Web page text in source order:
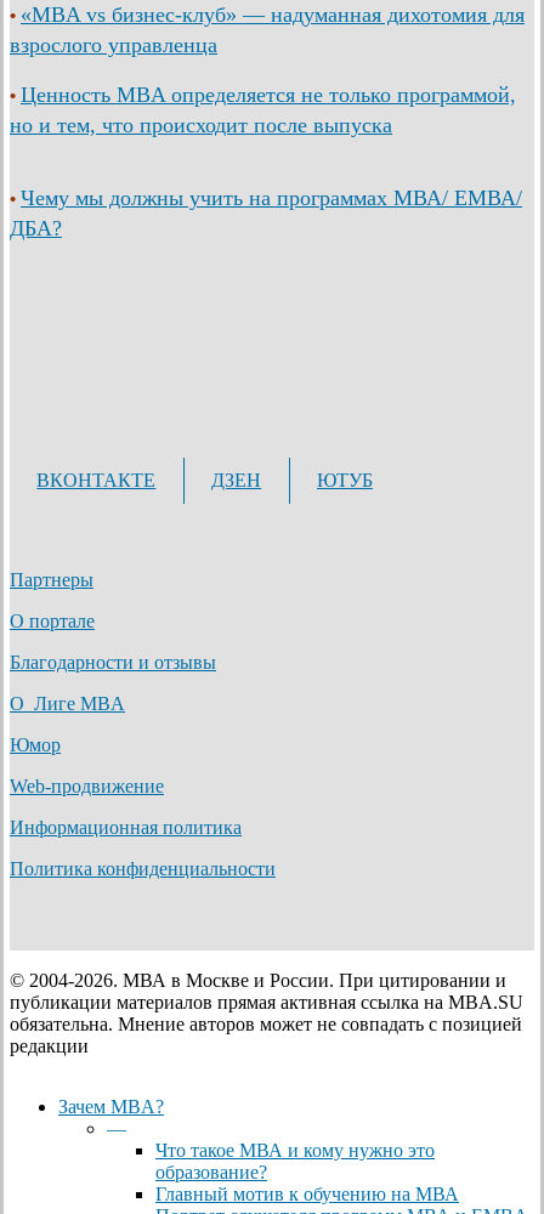
• «MBA vs бизнес-клуб» — надуманная дихотомия для
взрослого управленца
• Ценность MBA определяется не только программой,
но и тем, что происходит после выпуска
• Чему мы должны учить на программах МВА/ ЕМВА/
ДБА?
ВКОНТАКТЕ ДЗЕН ЮТУБ
Партнеры
О портале
Благодарности и отзывы
О Лиге MBA
Юмор
Web-продвижение
Информационная политика
Политика конфиденциальности
© 2004-2026. МВА в Москве и России. При цитировании и
публикации материалов прямая активная ссылка на MBA.SU
обязательна. Мнение авторов может не совпадать с позицией
редакции
Close
Зачем MBA?
—
Что такое МВА и кому нужно это
образование?
Главный мотив к обучению на МВА